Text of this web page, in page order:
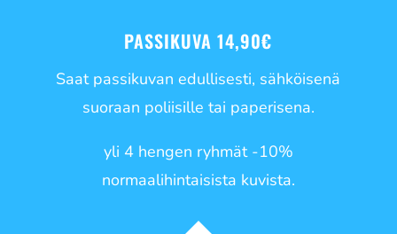
PASSIKUVA 14,90€
Saat passikuvan edullisesti, sähköisenä
suoraan poliisille tai paperisena.
yli 4 hengen ryhmät -10%
normaalihintaisista kuvista.